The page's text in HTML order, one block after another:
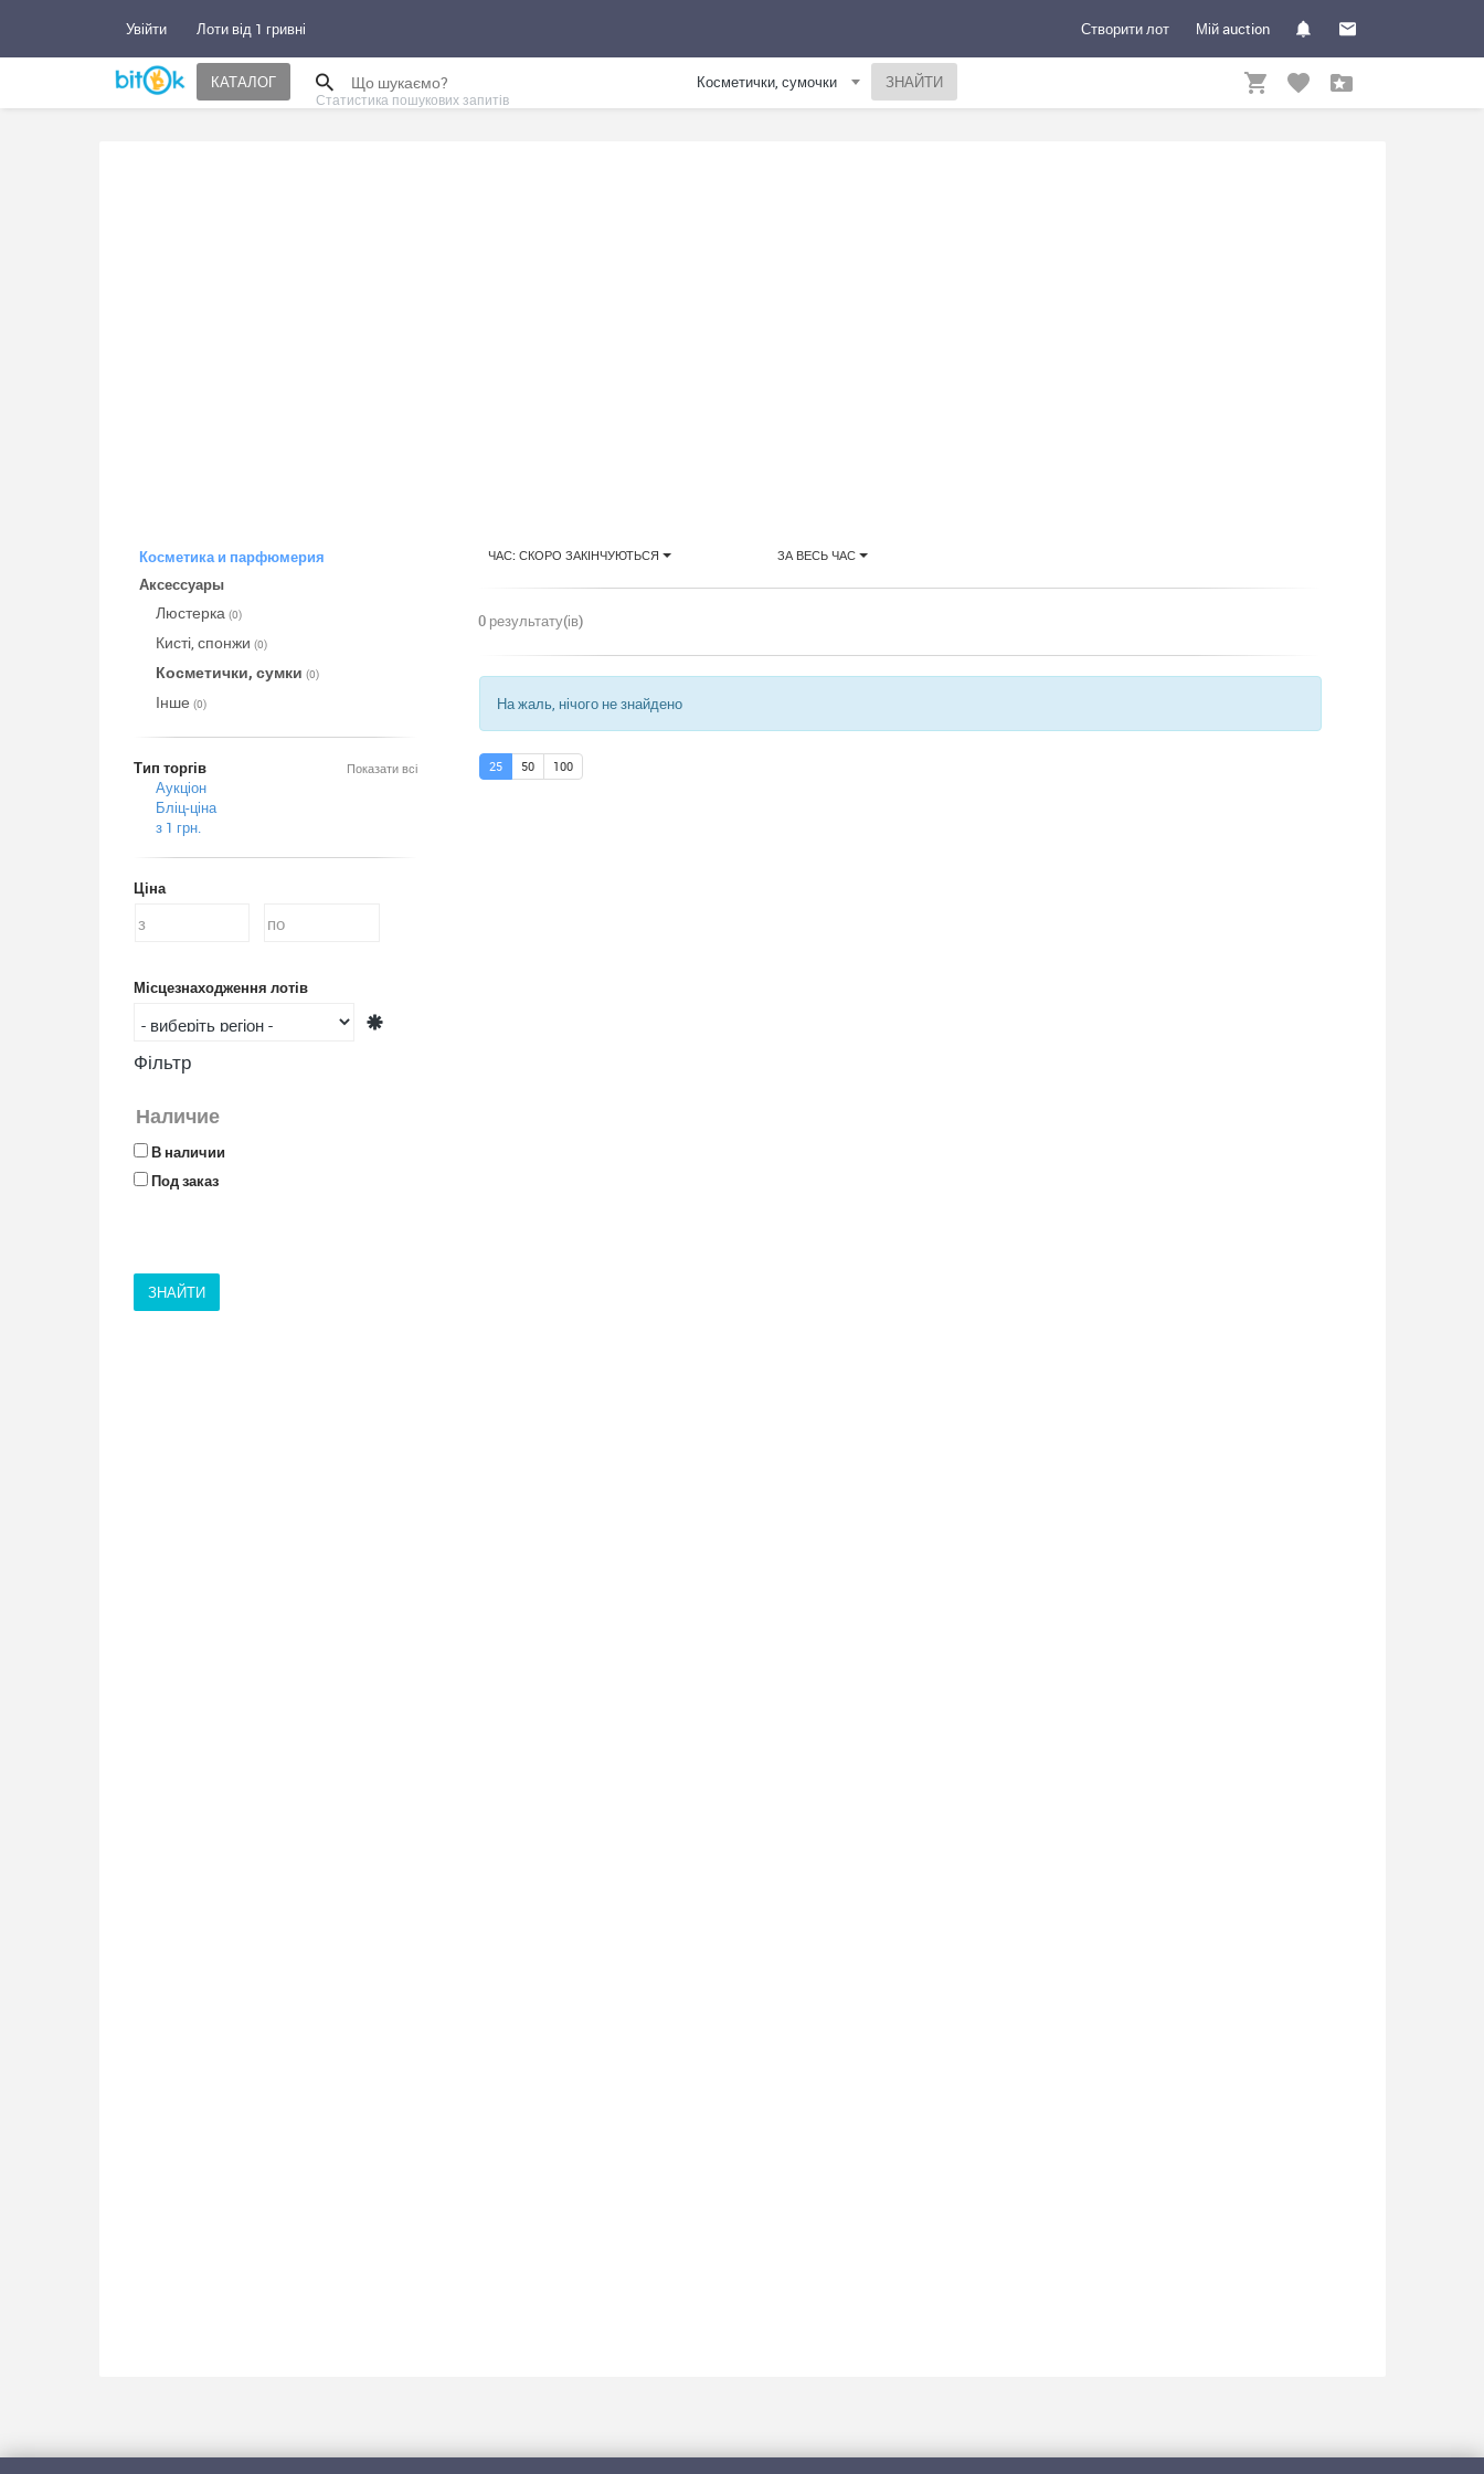
Увійти Лоти від 1 гривні Мій auction
Створити лот
КАТАЛОГ
Статистика пошукових запитів
Косметички, сумочки
Косметика и парфюмерия
Аксессуары
Люстерка (0)
Кисті, спонжи (0)
Косметички, сумки (0)
Інше (0)
Показати всі
Тип торгів
Аукціон
Бліц-ціна
з 1 грн.
Ціна
Місцезнаходження лотів
Фільтр
Наличие
В наличии
Под заказ
ЧАС: СКОРО ЗАКІНЧУЮТЬСЯ ЗА ВЕСЬ ЧАС
0 результату(ів)
На жаль, нічого не знайдено
25 50 100